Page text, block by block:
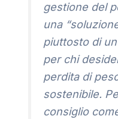
gestione del
una
piuttosto di
per chi
perdita di
sostenibile.
consiglio